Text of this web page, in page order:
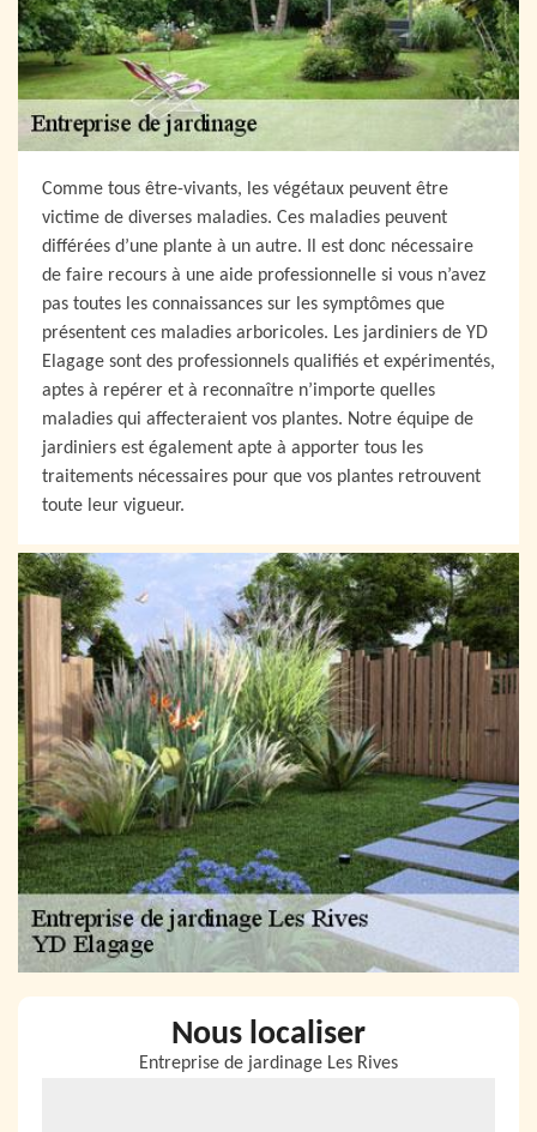
Comme tous être-vivants, les végétaux peuvent être
victime de diverses maladies. Ces maladies peuvent
différées d’une plante à un autre. Il est donc nécessaire
de faire recours à une aide professionnelle si vous n’avez
pas toutes les connaissances sur les symptômes que
présentent ces maladies arboricoles. Les jardiniers de YD
Elagage sont des professionnels qualifiés et expérimentés,
aptes à repérer et à reconnaître n’importe quelles
maladies qui affecteraient vos plantes. Notre équipe de
jardiniers est également apte à apporter tous les
traitements nécessaires pour que vos plantes retrouvent
toute leur vigueur.
Nous localiser
Entreprise de jardinage Les Rives